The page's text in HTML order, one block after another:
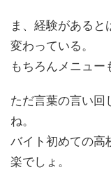
ま、経験があると
変わっている。
もちろんメニュー
ただ言葉の言い回
ね。
バイト初めての高
楽でしょ。